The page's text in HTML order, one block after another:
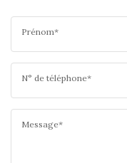
Prénom*
N° de téléphone*
Message*